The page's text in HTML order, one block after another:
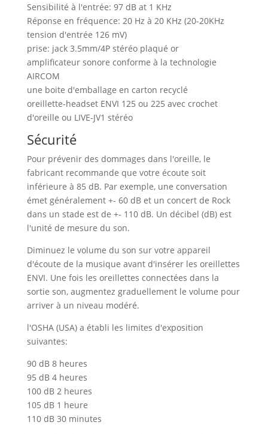
Sensibilité à l'entrée: 97 dB at 1 KHz
Réponse en fréquence: 20 Hz à 20 KHz (20-20KHz
tension d'entrée 126 mV)
prise: jack 3.5mm/4P stéréo plaqué or
amplificateur sonore conforme à la technologie
AIRCOM
une boite d'emballage en carton recyclé
oreillette-headset ENVI 125 ou 225 avec crochet
d'oreille ou LIVE-JV1 stéréo
Sécurité
Pour prévenir des dommages dans l'oreille, le
fabricant recommande que votre écoute soit
inférieure à 85 dB. Par exemple, une conversation
émet généralement +- 60 dB et un concert de Rock
dans un stade est de +- 110 dB. Un décibel (dB) est
l'unité de mesure du son.
Diminuez le volume du son sur votre appareil
d'écoute de la musique avant d'insérer les oreillettes
ENVI. Une fois les oreillettes connectées dans la
sortie son, augmentez graduellement le volume pour
arriver à un niveau modéré.
l'OSHA (USA) a établi les limites d'exposition
suivantes:
90 dB 8 heures
95 dB 4 heures
100 dB 2 heures
105 dB 1 heure
110 dB 30 minutes